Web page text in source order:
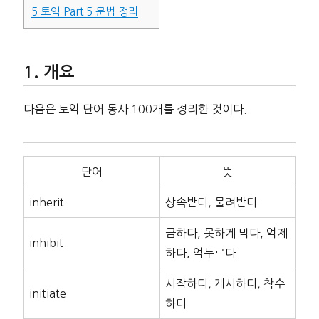
5 토익 Part 5 문법 정리
개요
다음은 토익 단어 동사 100개를 정리한 것이다.
단어 뜻
inherit 상속받다, 물려받다
inhibit
금하다, 못하게 막다, 억제
하다, 억누르다
initiate
시작하다, 개시하다, 착수
하다